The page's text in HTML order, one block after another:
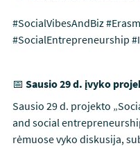
#SocialVibesAndBiz
#SocialEntrepreneurship
📅 Sausio 29 d. įvyko
Sausio 29 d. projekto
and social
rėmuose vyko diskusija,